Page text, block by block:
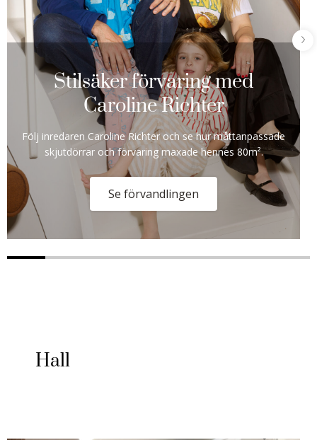
Stilsäker förvaring med
Caroline Richter
Följ inredaren Caroline Richter och se hur måttanpassade
skjutdörrar och förvaring maxade hennes 80m².
Se förvandlingen
Hall